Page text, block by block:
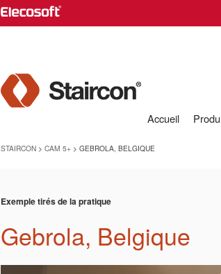
Accueil
STAIRCON > CAM 5+ > GEBROLA, BELGIQUE
Exemple tirés de la pratique
Gebrola, Belgique